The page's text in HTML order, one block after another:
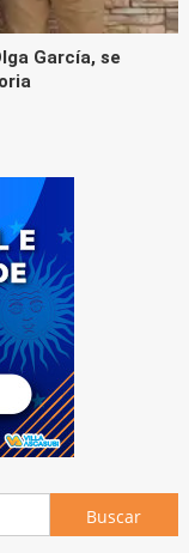
García, se
Buscar: